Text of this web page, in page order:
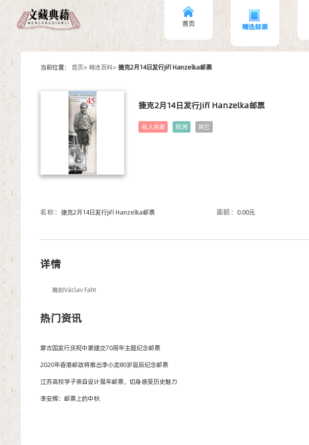
首页 精选邮票
当前位置： 首页> 精选百科> 捷克2月14日发行Jiří Hanzelka邮票
捷克2月14日发行Jiří Hanzelka邮票
名人名家 欧洲 其它
名称：捷克2月14日发行Jiří Hanzelka邮票 面额： 0.00元
详情
雕刻Václav Faht
热门资讯
蒙古国发行庆祝中蒙建交70周年主题纪念邮票
2020年香港邮政将推出李小龙80岁诞辰纪念邮票
江苏高校学子亲自设计鼠年邮票，切身感受历史魅力
李安辉：邮票上的中秋